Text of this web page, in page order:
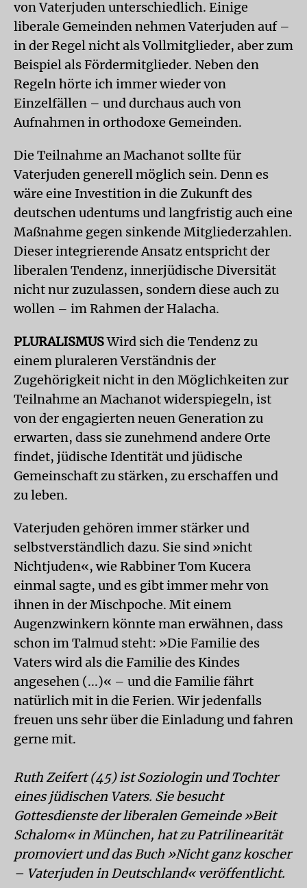
von Vaterjuden unterschiedlich. Einige
liberale Gemeinden nehmen Vaterjuden auf –
in der Regel nicht als Vollmitglieder, aber zum
Beispiel als Fördermitglieder. Neben den
Regeln hörte ich immer wieder von
Einzelfällen – und durchaus auch von
Aufnahmen in orthodoxe Gemeinden.
Die Teilnahme an Machanot sollte für
Vaterjuden generell möglich sein. Denn es
wäre eine Investition in die Zukunft des
deutschen udentums und langfristig auch eine
Maßnahme gegen sinkende Mitgliederzahlen.
Dieser integrierende Ansatz entspricht der
liberalen Tendenz, innerjüdische Diversität
nicht nur zuzulassen, sondern diese auch zu
wollen – im Rahmen der Halacha.
PLURALISMUSWird sich die Tendenz zu
einem pluraleren Verständnis der
Zugehörigkeit nicht in den Möglichkeiten zur
Teilnahme an Machanot widerspiegeln, ist
von der engagierten neuen Generation zu
erwarten, dass sie zunehmend andere Orte
findet, jüdische Identität und jüdische
Gemeinschaft zu stärken, zu erschaffen und
zu leben.
Vaterjuden gehören immer stärker und
selbstverständlich dazu. Sie sind »nicht
Nichtjuden«, wie Rabbiner Tom Kucera
einmal sagte, und es gibt immer mehr von
ihnen in der Mischpoche. Mit einem
Augenzwinkern könnte man erwähnen, dass
schon im Talmud steht: »Die Familie des
Vaters wird als die Familie des Kindes
angesehen (...)« – und die Familie fährt
natürlich mit in die Ferien. Wir jedenfalls
freuen uns sehr über die Einladung und fahren
gerne mit.
Ruth Zeifert (45) ist Soziologin und Tochter
eines jüdischen Vaters. Sie besucht
Gottesdienste der liberalen Gemeinde »Beit
Schalom« in München, hat zu Patrilinearität
promoviert und das Buch »Nicht ganz koscher
– Vaterjuden in Deutschland« veröffentlicht.